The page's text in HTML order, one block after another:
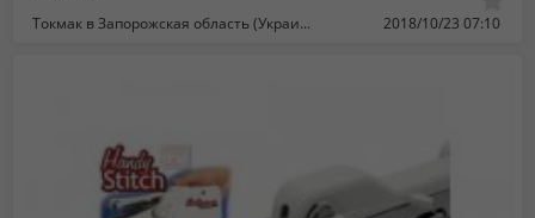
Токмак в Запорожская область (Украина) 2018/10/23 07:10